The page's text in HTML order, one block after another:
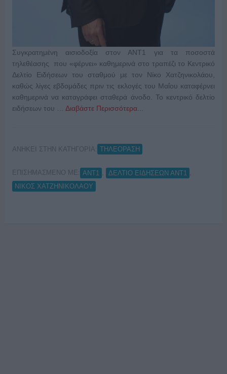
Συγκρατημένη αισιοδοξία στον ΑΝΤ1 για τα ποσοστά
τηλεθέασης που «φέρνει» καθημερινά στο τραπέζι το Κεντρικό
Δελτίο Ειδήσεων του σταθμού με τον Νίκο Χατζηνικολάου,
καθώς λίγες εβδομάδες πριν τις εκλογές του Μαΐου καταφέρνει
καθημερινά να καταγράφει σταθερά άνοδο. Το κεντρικό δελτίο
ειδήσεων του … Διαβάστε Περισσότερα...
ΑΝΗΚΕΙ ΣΤΗΝ ΚΑΤΗΓΟΡΙΑ: ΤΗΛΕΟΡΑΣΗ
ΕΠΙΣΗΜΑΣΜΕΝΟ ΜΕ: ΑΝΤ1 ΔΕΛΤΙΟ ΕΙΔΗΣΕΩΝ ΑΝΤ1
ΝΙΚΟΣ ΧΑΤΖΗΝΙΚΟΛΑΟΥ